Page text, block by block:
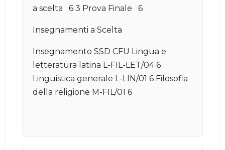
a scelta 6 3 Prova Finale 6
Insegnamenti a Scelta
Insegnamento SSD CFU Lingua e
letteratura latina L-FIL-LET/04 6
Linguistica generale L-LIN/01 6 Filosofia
della religione M-FIL/01 6